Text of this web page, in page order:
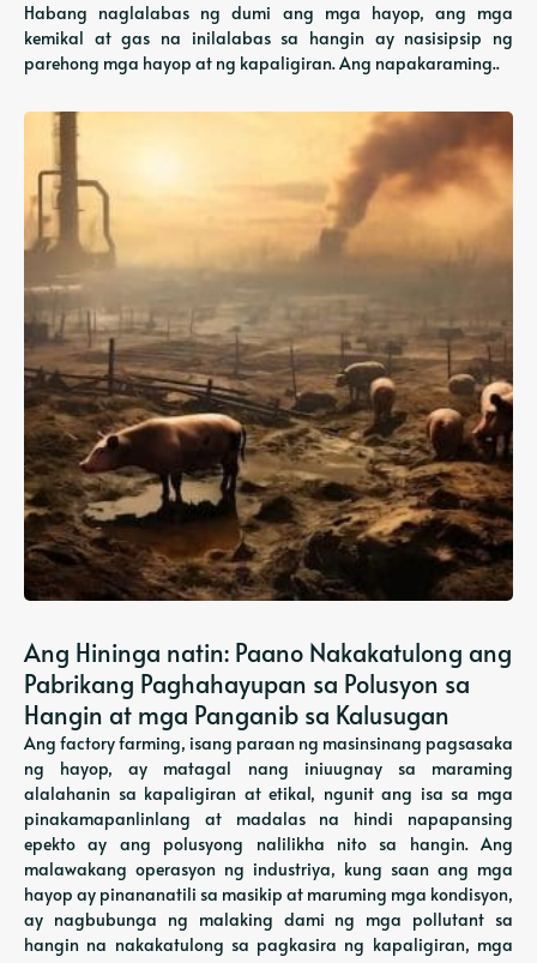
Habang naglalabas ng dumi ang mga hayop, ang mga
kemikal at gas na inilalabas sa hangin ay nasisipsip ng
parehong mga hayop at ng kapaligiran. Ang napakaraming..
Ang Hininga natin: Paano Nakakatulong ang
Pabrikang Paghahayupan sa Polusyon sa
Hangin at mga Panganib sa Kalusugan
Ang factory farming, isang paraan ng masinsinang pagsasaka
ng hayop, ay matagal nang iniuugnay sa maraming
alalahanin sa kapaligiran at etikal, ngunit ang isa sa mga
pinakamapanlinlang at madalas na hindi napapansing
epekto ay ang polusyong nalilikha nito sa hangin. Ang
malawakang operasyon ng industriya, kung saan ang mga
hayop ay pinananatili sa masikip at maruming mga kondisyon,
ay nagbubunga ng malaking dami ng mga pollutant sa
hangin na nakakatulong sa pagkasira ng kapaligiran, mga